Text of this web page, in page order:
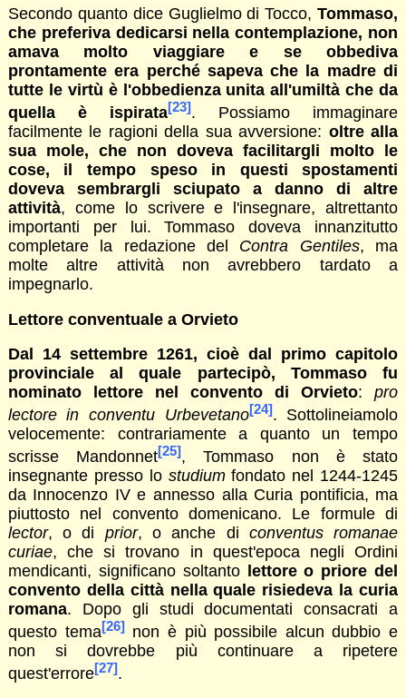
Secondo quanto dice Guglielmo di Tocco,Tommaso,
che preferiva dedicarsi nella contemplazione, non
amava molto viaggiare e se obbediva
prontamente era perché sapeva che la madre di
tutte le virtù è l'obbedienza unita all'umiltà che da
quella è ispirata[23]. Possiamo immaginare
facilmente le ragioni della sua avversione: oltre alla
sua mole, che non doveva facilitargli molto le
cose, il tempo speso in questi spostamenti
doveva sembrargli sciupato a danno di altre
attività, come lo scrivere e l'insegnare, altrettanto
importanti per lui. Tommaso doveva innanzitutto
completare la redazione del Contra Gentiles, ma
molte altre attività non avrebbero tardato a
impegnarlo.
Lettore conventuale a Orvieto
Dal 14 settembre 1261, cioè dal primo capitolo
provinciale al quale partecipò, Tommaso fu
nominato lettore nel convento di Orvieto:pro
lectore in conventu Urbevetano[24]. Sottolineiamolo
velocemente: contrariamente a quanto un tempo
scrisse Mandonnet[25], Tommaso non è stato
insegnante presso lo studiumfondato nel 1244-1245
da Innocenzo IV e annesso alla Curia pontificia, ma
piuttosto nel convento domenicano. Le formule di
lector, o di prior, o anche di conventus romanae
curiae, che si trovano in quest'epoca negli Ordini
mendicanti, significano soltanto lettore o priore del
convento della città nella quale risiedeva la curia
romana. Dopo gli studi documentati consacrati a
questo tema[26]non è più possibile alcun dubbio e
non si dovrebbe più continuare a ripetere
quest'errore[27].